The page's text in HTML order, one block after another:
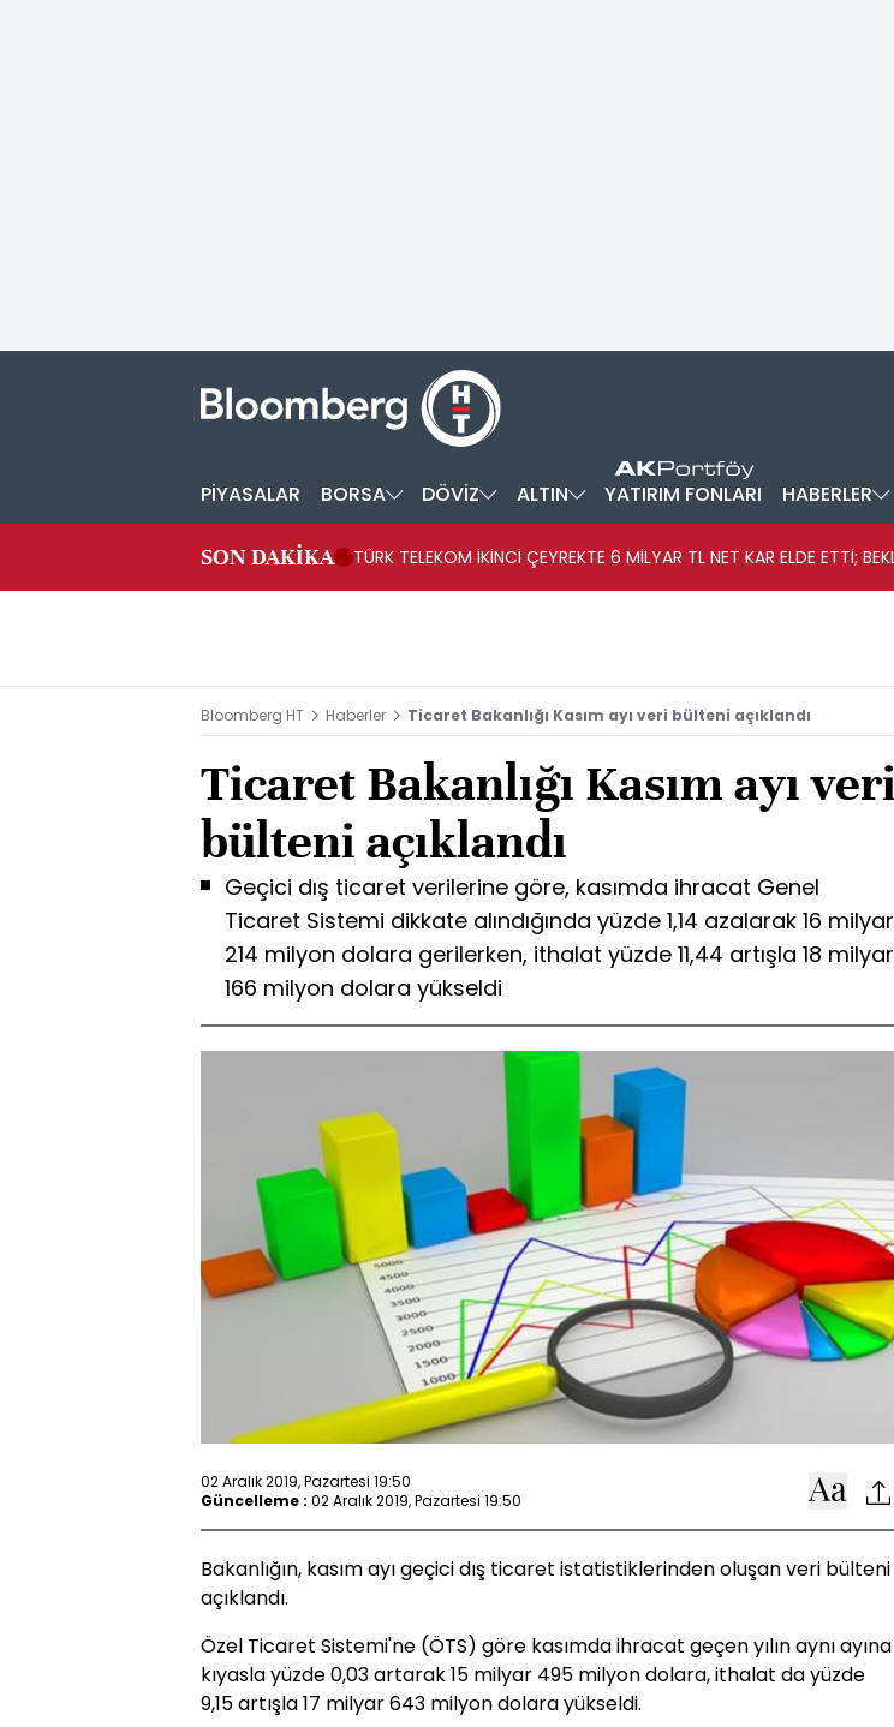
PİYASALAR BORSA DÖVİZ ALTIN YATIRIM FONLARI HABERLER
SON DAKİKA TÜRK TELEKOM İKİNCİ ÇEYREKTE 6 MİLYAR TL NET KAR ELDE ETTİ;
Bloomberg HT Haberler Ticaret Bakanlığı Kasım ayı veri bülteni açıklandı
Ticaret Bakanlığı Kasım ayı veri
bülteni açıklandı
Geçici dış ticaret verilerine göre, kasımda ihracat Genel
Ticaret Sistemi dikkate alındığında yüzde 1,14 azalarak 16 milyar
214 milyon dolara gerilerken, ithalat yüzde 11,44 artışla 18 milyar
166 milyon dolara yükseldi
02 Aralık 2019, Pazartesi 19:50
Güncelleme : 02 Aralık 2019, Pazartesi 19:50
Bakanlığın, kasım ayı geçici dış ticaret istatistiklerinden oluşan veri bülteni
açıklandı.
Özel Ticaret Sistemi'ne (ÖTS) göre kasımda ihracat geçen yılın aynı ayına
kıyasla yüzde 0,03 artarak 15 milyar 495 milyon dolara, ithalat da yüzde
9,15 artışla 17 milyar 643 milyon dolara yükseldi.